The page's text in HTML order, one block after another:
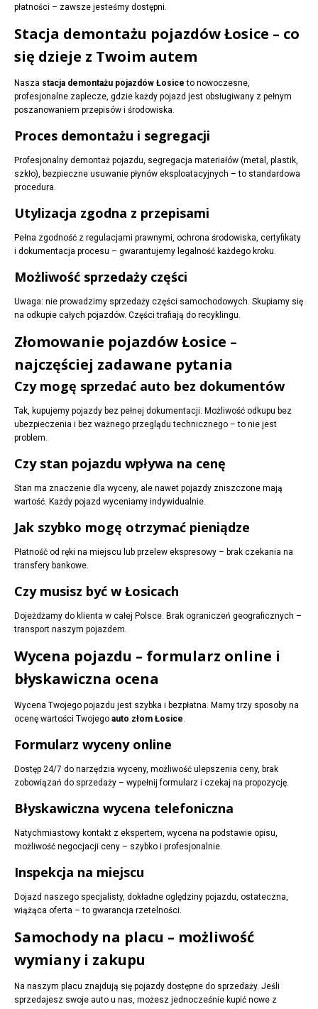
płatności – zawsze jesteśmy dostępni.
Stacja demontażu pojazdów Łosice – co
się dzieje z Twoim autem
Nasza stacja demontażu pojazdów Łosice to nowoczesne,
profesjonalne zaplecze, gdzie każdy pojazd jest obsługiwany z pełnym
poszanowaniem przepisów i środowiska.
Proces demontażu i segregacji
Profesjonalny demontaż pojazdu, segregacja materiałów (metal, plastik,
szkło), bezpieczne usuwanie płynów eksploatacyjnych – to standardowa
procedura.
Utylizacja zgodna z przepisami
Pełna zgodność z regulacjami prawnymi, ochrona środowiska, certyfikaty
i dokumentacja procesu – gwarantujemy legalność każdego kroku.
Możliwość sprzedaży części
Uwaga: nie prowadzimy sprzedaży części samochodowych. Skupiamy się
na odkupie całych pojazdów. Części trafiają do recyklingu.
Złomowanie pojazdów Łosice –
najczęściej zadawane pytania
Czy mogę sprzedać auto bez dokumentów
Tak, kupujemy pojazdy bez pełnej dokumentacji. Możliwość odkupu bez
ubezpieczenia i bez ważnego przeglądu technicznego – to nie jest
problem.
Czy stan pojazdu wpływa na cenę
Stan ma znaczenie dla wyceny, ale nawet pojazdy zniszczone mają
wartość. Każdy pojazd wyceniamy indywidualnie.
Jak szybko mogę otrzymać pieniądze
Płatność od ręki na miejscu lub przelew ekspresowy – brak czekania na
transfery bankowe.
Czy musisz być w Łosicach
Dojeżdżamy do klienta w całej Polsce. Brak ograniczeń geograficznych –
transport naszym pojazdem.
Wycena pojazdu – formularz online i
błyskawiczna ocena
Wycena Twojego pojazdu jest szybka i bezpłatna. Mamy trzy sposoby na
ocenę wartości Twojego auto złom Łosice.
Formularz wyceny online
Dostęp 24/7 do narzędzia wyceny, możliwość ulepszenia ceny, brak
zobowiązań do sprzedaży – wypełnij formularz i czekaj na propozycję.
Błyskawiczna wycena telefoniczna
Natychmiastowy kontakt z ekspertem, wycena na podstawie opisu,
możliwość negocjacji ceny – szybko i profesjonalnie.
Inspekcja na miejscu
Dojazd naszego specjalisty, dokładne oględziny pojazdu, ostateczna,
wiążąca oferta – to gwarancja rzetelności.
Samochody na placu – możliwość
wymiany i zakupu
Na naszym placu znajdują się pojazdy dostępne do sprzedaży. Jeśli
sprzedajesz swoje auto u nas, możesz jednocześnie kupić nowe z